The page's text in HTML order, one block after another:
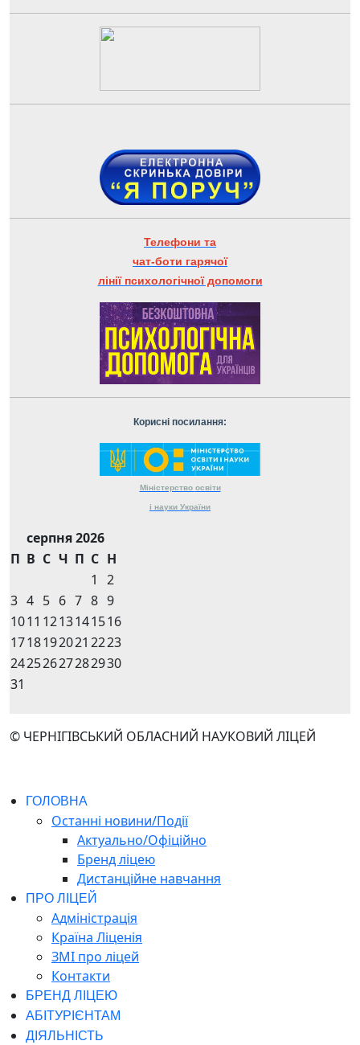
Телефони та
чат-боти гарячої
лінії психологічної допомоги
Корисні посилання:
Міністерство освіти
і науки України
серпня 2026
П В С Ч П С Н
1
2
3 4 5 6 7 8 9
1011 1213141516
1718192021 2223
24252627282930
31
© ЧЕРНІГІВСЬКИЙ ОБЛАСНИЙ НАУКОВИЙ ЛІЦЕЙ
ГОЛОВНА
Останні новини/Події
Актуально/Офіційно
Бренд ліцею
Дистанційне навчання
ПРО ЛІЦЕЙ
Адміністрація
Країна Ліценія
ЗМІ про ліцей
Контакти
БРЕНД ЛІЦЕЮ
АБІТУРІЄНТАМ
ДІЯЛЬНІСТЬ